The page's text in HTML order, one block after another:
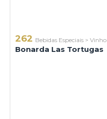
262 Bebidas Especiais > Vinho
Bonarda Las Tortugas